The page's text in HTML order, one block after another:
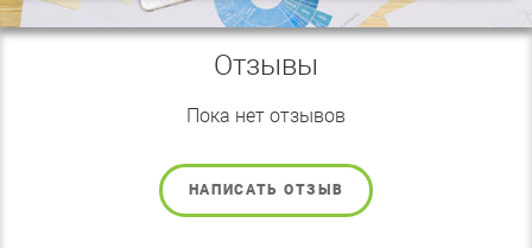
Отзывы
Пока нет отзывов
НАПИСАТЬ ОТЗЫВ